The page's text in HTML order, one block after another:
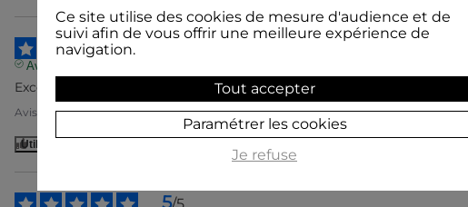
Avis vérifié
Excellent.
Avis du28/07/2017 , suite à une expérience du18/07/2017 parA.A.
Utile
Ce site utilise des cookies de mesure d'audience et de
suivi afin de vous offrir une meilleure expérience de
navigation.
Tout accepter
Paramétrer les cookies
Je refuse